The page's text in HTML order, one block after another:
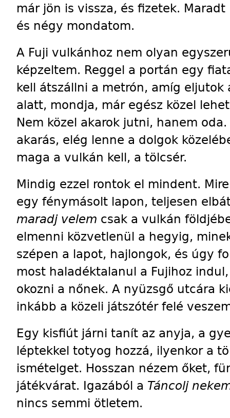
már jön is vissza, és fizetek.
és négy mondatom.
A Fuji vulkánhoz nem olyan
képzeltem. Reggel a portán egy
kell átszállni a metrón, amíg eljutok
alatt, mondja, már egész közel
Nem közel akarok jutni, hanem
akarás, elég lenne a dolgok
maga a vulkán kell, a tölcsér.
Mindig ezzel rontok el mindent.
egy fénymásolt lapon, teljesen
maradj velem csak a vulkán
elmenni közvetlenül a hegyig,
szépen a lapot, hajlongok, és úgy
most haladéktalanul a Fujihoz
okozni a nőnek. A nyüzsgő utcára
inkább a közeli játszótér felé
Egy kisfiút járni tanít az anyja, a
léptekkel totyog hozzá, ilyenkor a
ismételget. Hosszan nézem őket,
játékvárat. Igazából a Táncolj
nincs semmi ötletem.